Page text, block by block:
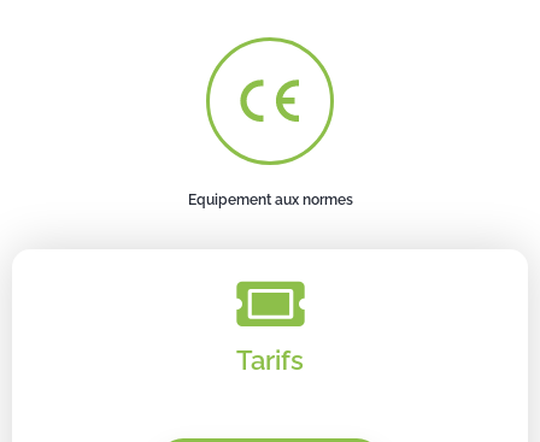
Equipement aux normes
Tarifs